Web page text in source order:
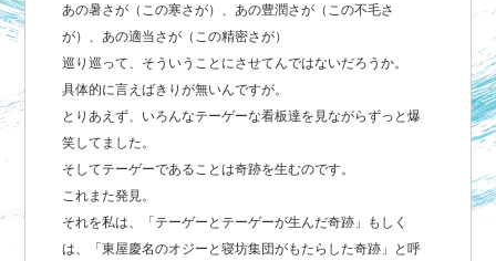
あの暑さが（この寒さが）、あの豊潤さが（この不毛さ
が）、あの適当さが（この精密さが）
巡り巡って、そういうことにさせてんではないだろうか。
具体的に言えばきりが無いんですが。
とりあえず、いろんなテーゲーな看板達を見ながらずっと爆
笑してました。
そしてテーゲーであることは奇跡を生むのです。
これまた発見。
それを私は、「テーゲーとテーゲーが生んだ奇跡」もしく
は、「東屋慶名のオジーと寝坊集団がもたらした奇跡」と呼